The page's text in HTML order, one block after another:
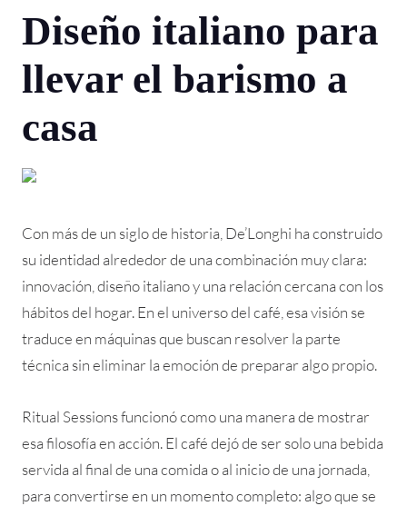
Diseño italiano para
llevar el barismo a
casa
Con más de un siglo de historia, De’Longhi ha construido
su identidad alrededor de una combinación muy clara:
innovación, diseño italiano y una relación cercana con los
hábitos del hogar. En el universo del café, esa visión se
traduce en máquinas que buscan resolver la parte
técnica sin eliminar la emoción de preparar algo propio.
Ritual Sessions funcionó como una manera de mostrar
esa filosofía en acción. El café dejó de ser solo una bebida
servida al final de una comida o al inicio de una jornada,
para convertirse en un momento completo: algo que se